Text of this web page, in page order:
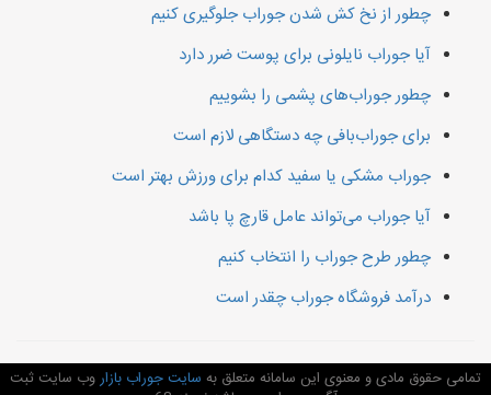
چطور از نخ کش شدن جوراب جلوگیری کنیم
آیا جوراب نایلونی برای پوست ضرر دارد
چطور جوراب‌های پشمی را بشوییم
برای جوراب‌بافی چه دستگاهی لازم است
جوراب مشکی یا سفید کدام برای ورزش بهتر است
آیا جوراب‌ می‌تواند عامل قارچ پا باشد
چطور طرح جوراب را انتخاب کنیم
درآمد فروشگاه جوراب چقدر است
تمامی حقوق مادی و معنوی این سامانه متعلق به سایت جوراب بازاروب سایت ثبت